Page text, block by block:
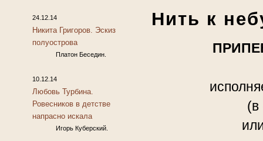
24.12.14
Никита Григоров. Эскиз
полуострова
Платон Беседин.
10.12.14
Любовь Турбина.
Ровесников в детстве
напрасно искала
Игорь Куберский.
Нить к
(в